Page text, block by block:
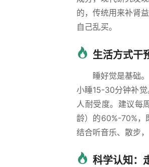
的，传统用来补肾
自己乱买。
生活方式干
睡好觉是基础
小睡15-30分钟补
人耐受度。建议每
龄）的60%-70%，
结合听音乐、散步，
科学认知：